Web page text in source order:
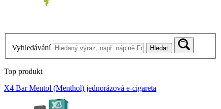
Vyhledávání Hledat
Top produkt
X4 Bar Mentol (Menthol) jednorázová e-cigareta